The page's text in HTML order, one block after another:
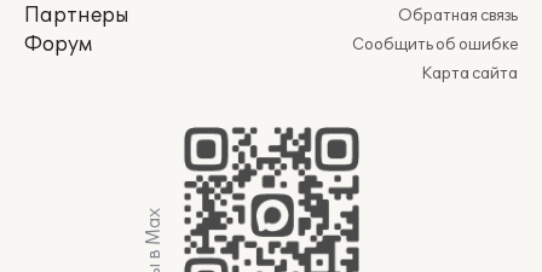
Партнеры
Форум
Обратная связь
Сообщить об ошибке
Карта сайта
Мы в Max